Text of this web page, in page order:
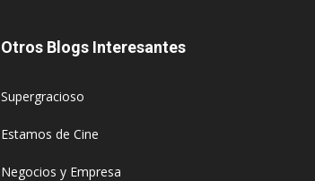
Otros Blogs Interesantes
Supergracioso
Estamos de Cine
Negocios y Empresa